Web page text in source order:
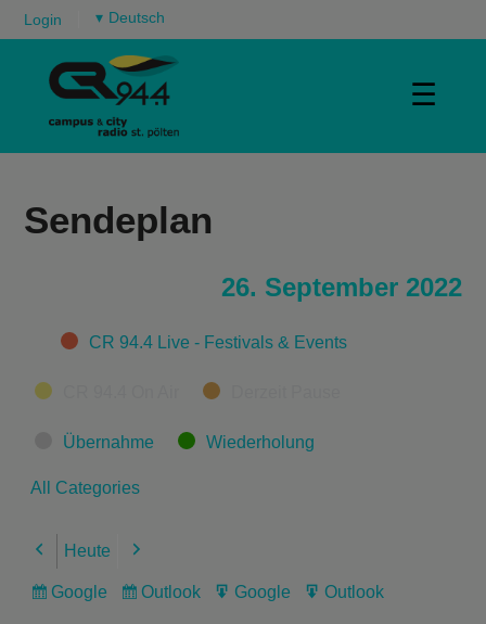
Login ▾
☰
Sendeplan
26. September 2022
CategoriesCR 94.4 Live - Festivals & Events
Übernahme Wiederholung
All Categories
Previous
Heute Next
Subscribe
Google
Subscribe
Outlook
Export
Google
Export
Outlook